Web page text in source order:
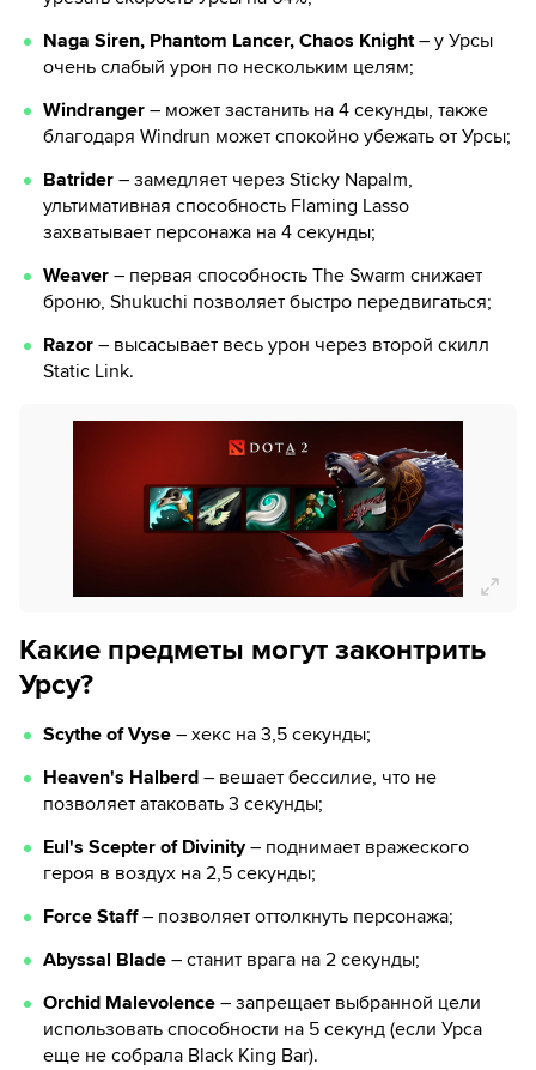
Naga Siren, Phantom Lancer, Chaos Knight– у Урсы
очень слабый урон по нескольким целям;
Windranger – может застанить на 4 секунды, также
благодаря Windrun может спокойно убежать от Урсы;
Batrider – замедляет через Sticky Napalm,
ультимативная способность Flaming Lasso
захватывает персонажа на 4 секунды;
Weaver – первая способность The Swarm снижает
броню, Shukuchi позволяет быстро передвигаться;
Razor – высасывает весь урон через второй скилл
Static Link.
Какие предметы могут законтрить
Урсу?
Scythe of Vyse – хекс на 3,5 секунды;
Heaven's Halberd – вешает бессилие, что не
позволяет атаковать 3 секунды;
Eul's Scepter of Divinity– поднимает вражеского
героя в воздух на 2,5 секунды;
Force Staff– позволяет оттолкнуть персонажа;
Abyssal Blade – станит врага на 2 секунды;
Orchid Malevolence – запрещает выбранной цели
использовать способности на 5 секунд (если Урса
еще не собрала Black King Bar).